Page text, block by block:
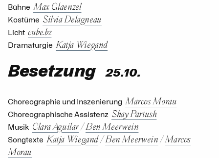
Bühne Max Glaenzel
Kostüme Silvia Delagneau
Licht cube.bz
Dramaturgie Katja Wiegand
Besetzung 25.10.
Choreographie und Inszenierung Marcos Morau
Choreographische Assistenz Shay Partush
Musik Clara Aguilar/Ben Meerwein
Songtexte Katja Wiegand/Ben Meerwein /Marcos
Morau